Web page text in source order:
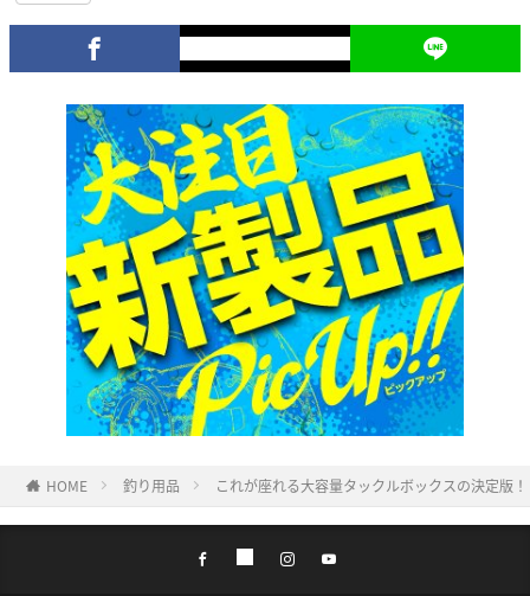
HOME 釣り用品 これが座れる大容量タックルボックスの決定版